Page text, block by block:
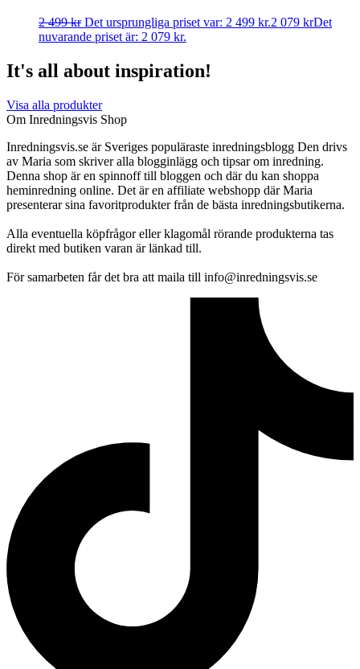
2 499kr Det ursprungliga priset var: 2 499 kr.2 079 krDet
nuvarande priset är: 2 079 kr.
It's all about inspiration!
Visa alla produkter
Om Inredningsvis Shop
Inredningsvis.se är Sveriges populäraste inredningsblogg Den drivs
av Maria som skriver alla blogginlägg och tipsar om inredning.
Denna shop är en spinnoff till bloggen och där du kan shoppa
heminredning online. Det är en affiliate webshopp där Maria
presenterar sina favoritprodukter från de bästa inredningsbutikerna.
Alla eventuella köpfrågor eller klagomål rörande produkterna tas
direkt med butiken varan är länkad till.
För samarbeten får det bra att maila till info@inredningsvis.se